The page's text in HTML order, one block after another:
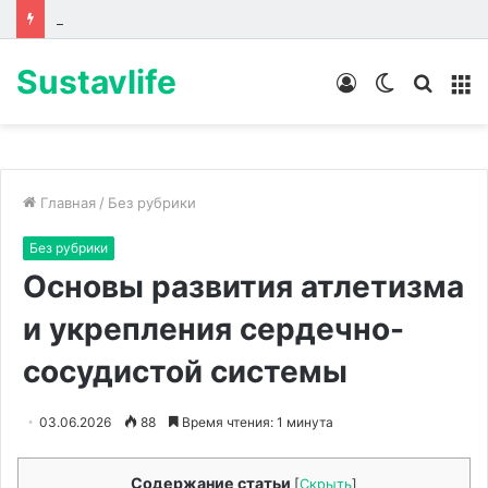
Sustavlife
Switch
Войти
Главная / Без рубрики
Без рубрики
Основы развития атлетизма
и укрепления сердечно-
сосудистой системы
03.06.2026 88 Время чтения: 1 минута
Содержание статьи [Скрыть]